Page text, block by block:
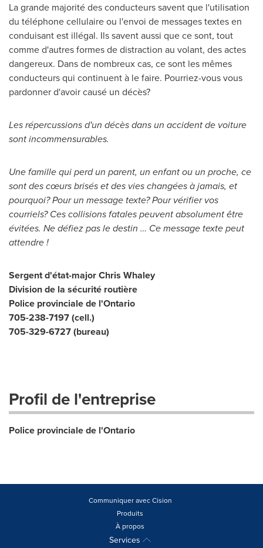
La grande majorité des conducteurs savent que l'utilisation
du téléphone cellulaire ou l'envoi de messages textes en
conduisant est illégal. Ils savent aussi que ce sont, tout
comme d'autres formes de distraction au volant, des actes
dangereux. Dans de nombreux cas, ce sont les mêmes
conducteurs qui continuent à le faire. Pourriez-vous vous
pardonner d'avoir causé un décès?
Les répercussions d'un décès dans un accident de voiture
sont incommensurables.
Une famille qui perd un parent, un enfant ou un proche, ce
sont des cœurs brisés et des vies changées à jamais, et
pourquoi? Pour un message texte? Pour vérifier vos
courriels? Ces collisions fatales peuvent absolument être
évitées. Ne défiez pas le destin … Ce message texte peut
attendre !
Sergent d'état-major Chris Whaley
Division de la sécurité routière
Police provinciale de l'Ontario
705-238-7197 (cell.)
705-329-6727 (bureau)
Profil de l'entreprise
Police provinciale de l'Ontario
Communiquer avec Cision
Produits
À propos
Services